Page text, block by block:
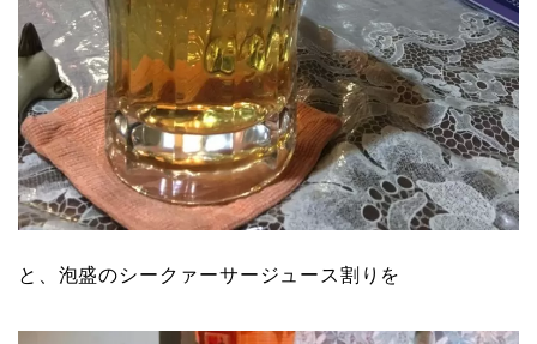
と、泡盛のシークァーサージュース割りを